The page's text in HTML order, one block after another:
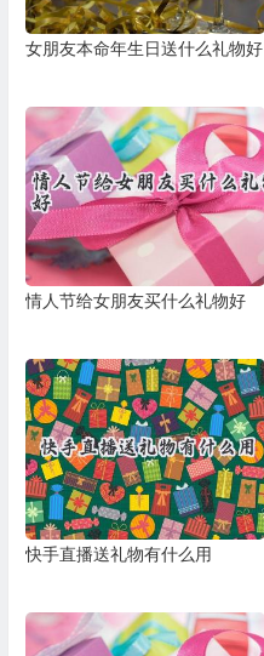
女朋友本命年生日送什么礼物好
情人节给女朋友买什么礼物好
快手直播送礼物有什么用